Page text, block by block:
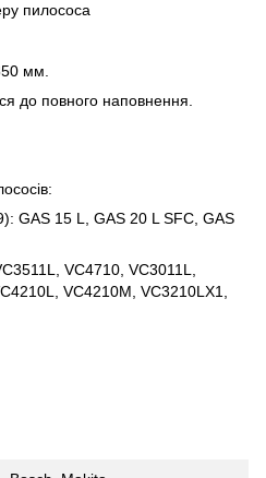
пилососа
мм.
до повного наповнення.
GAS 15 L, GAS 20 L SFC, GAS
VC4710, VC3011L,
VC4210M, VC3210LX1,